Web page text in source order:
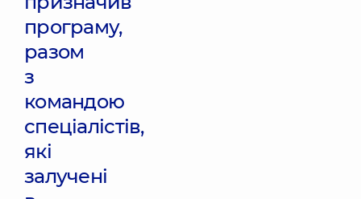
програму,
разом
з
командою
спеціалістів,
які
залучені